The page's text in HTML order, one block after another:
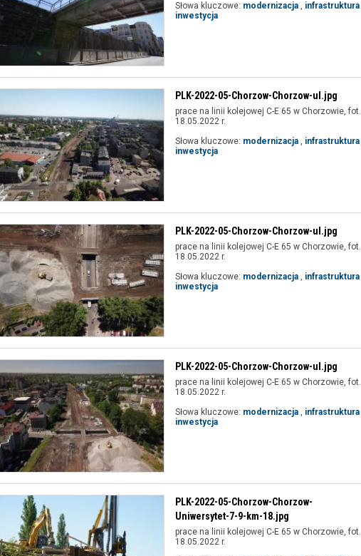
Słowa kluczowe: modernizacja , infrastruktura
inwestycja
PLK-2022-05-Chorzow-Chorzow-ul.jpg
prace na linii kolejowej C-E 65 w Chorzowie, fot.
18.05.2022 r.
Słowa kluczowe: modernizacja , infrastruktura
inwestycja
PLK-2022-05-Chorzow-Chorzow-ul.jpg
prace na linii kolejowej C-E 65 w Chorzowie, fot.
18.05.2022 r.
Słowa kluczowe: modernizacja , infrastruktura
inwestycja
PLK-2022-05-Chorzow-Chorzow-ul.jpg
prace na linii kolejowej C-E 65 w Chorzowie, fot.
18.05.2022 r.
Słowa kluczowe: modernizacja , infrastruktura
inwestycja
PLK-2022-05-Chorzow-Chorzow-
Uniwersytet-7-9-km-18.jpg
prace na linii kolejowej C-E 65 w Chorzowie, fot.
18.05.2022 r.